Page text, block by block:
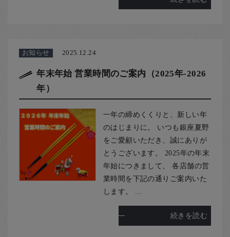
お知らせ 2025.12.24
年末年始 営業時間のご案内（2025年-2026
年）
一年の締めくくりと、新しい年
のはじまりに。 いつも銀座夏野
をご愛顧いただき、誠にありが
とうございます。 2025年の年末
年始につきまして、 各店舗の営
業時間を下記の通りご案内いた
します。 ...
続きを読む